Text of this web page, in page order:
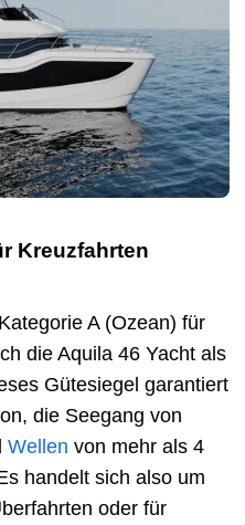
Kreuzfahrten
A (Ozean) für
die Aquila 46 Yacht als
Gütesiegel garantiert
die Seegang von
Wellen von mehr als 4
handelt sich also um
oder für